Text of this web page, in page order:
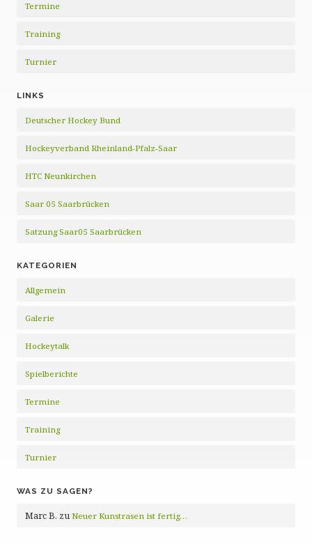
Termine
Training
Turnier
LINKS
Deutscher Hockey Bund
Hockeyverband Rheinland-Pfalz-Saar
HTC Neunkirchen
Saar 05 Saarbrücken
Satzung Saar05 Saarbrücken
KATEGORIEN
Allgemein
Galerie
Hockeytalk
Spielberichte
Termine
Training
Turnier
WAS ZU SAGEN?
Marc B. zu Neuer Kunstrasen ist fertig…